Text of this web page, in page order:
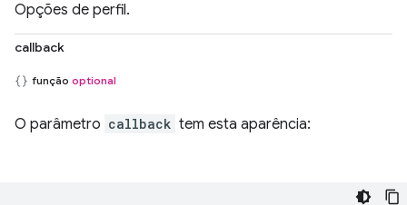
Opções de perfil.
callback
função optional
O parâmetro callback tem esta aparência: